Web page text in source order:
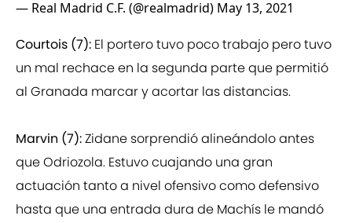
— Real Madrid C.F. (@realmadrid) May 13, 2021
Courtois (7): El portero tuvo poco trabajo pero tuvo
un mal rechace en la segunda parte que permitió
al Granada marcar y acortar las distancias.
Marvin (7):Zidane sorprendió alineándolo antes
que Odriozola. Estuvo cuajando una gran
actuación tanto a nivel ofensivo como defensivo
hasta que una entrada dura de Machís le mandó